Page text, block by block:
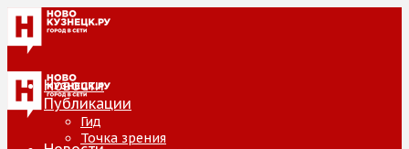
Новости
Публикации
Гид
Точка зрения